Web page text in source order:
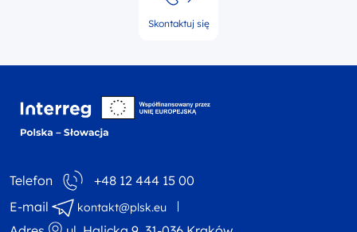
Skontaktuj się
Telefon
+48 12 444 15 00
E-mail
kontakt@plsk.eu